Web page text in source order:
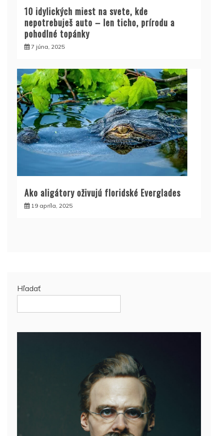
10 idylických miest na svete, kde
nepotrebuješ auto – len ticho, prírodu a
pohodlné topánky
7 júna, 2025
Ako aligátory oživujú floridské Everglades
19 apríla, 2025
Hľadať